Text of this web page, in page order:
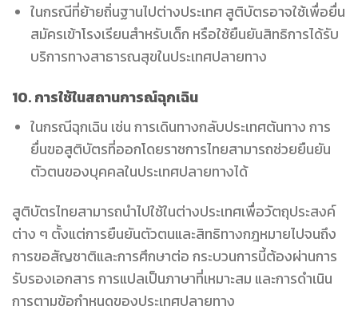
ในกรณีที่ย้ายถิ่นฐานไปต่างประเทศ สูติบัตรอาจใช้เพื่อยื่น
สมัครเข้าโรงเรียนสำหรับเด็ก หรือใช้ยืนยันสิทธิการได้รับ
บริการทางสาธารณสุขในประเทศปลายทาง
10.การใช้ในสถานการณ์ฉุกเฉิน
ในกรณีฉุกเฉิน เช่น การเดินทางกลับประเทศต้นทาง การ
ยื่นขอสูติบัตรที่ออกโดยราชการไทยสามารถช่วยยืนยัน
ตัวตนของบุคคลในประเทศปลายทางได้
สูติบัตรไทยสามารถนำไปใช้ในต่างประเทศเพื่อวัตถุประสงค์
ต่าง ๆ ตั้งแต่การยืนยันตัวตนและสิทธิทางกฎหมายไปจนถึง
การขอสัญชาติและการศึกษาต่อ กระบวนการนี้ต้องผ่านการ
รับรองเอกสาร การแปลเป็นภาษาที่เหมาะสม และการดำเนิน
การตามข้อกำหนดของประเทศปลายทาง